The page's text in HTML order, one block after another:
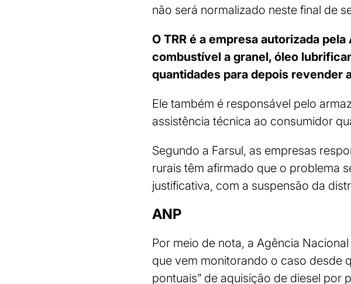
não será normalizado neste final de
O TRR é a empresa autorizada
combustível a granel, óleo
quantidades para depois revender
Ele também é responsável pelo
assistência técnica ao consumidor
Segundo a Farsul, as empresas
rurais têm afirmado que o problema
justificativa, com a suspensão da
ANP
Por meio de nota, a Agência
que vem monitorando o caso desde
pontuais” de aquisição de diesel por